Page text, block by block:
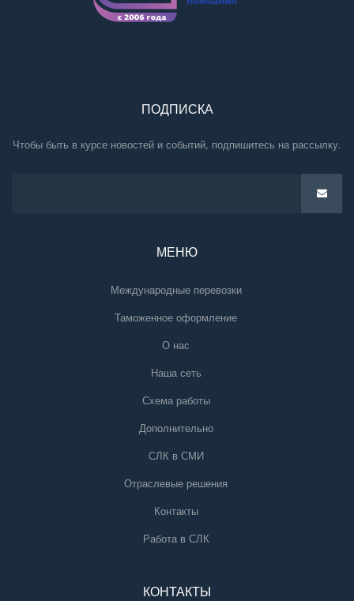
ПОДПИСКА
Чтобы быть в курсе новостей и событий, подпишитесь на рассылку.
МЕНЮ
Международные перевозки
Таможенное оформление
О нас
Наша сеть
Схема работы
Дополнительно
СЛК в СМИ
Отраслевые решения
Контакты
Работа в СЛК
КОНТАКТЫ